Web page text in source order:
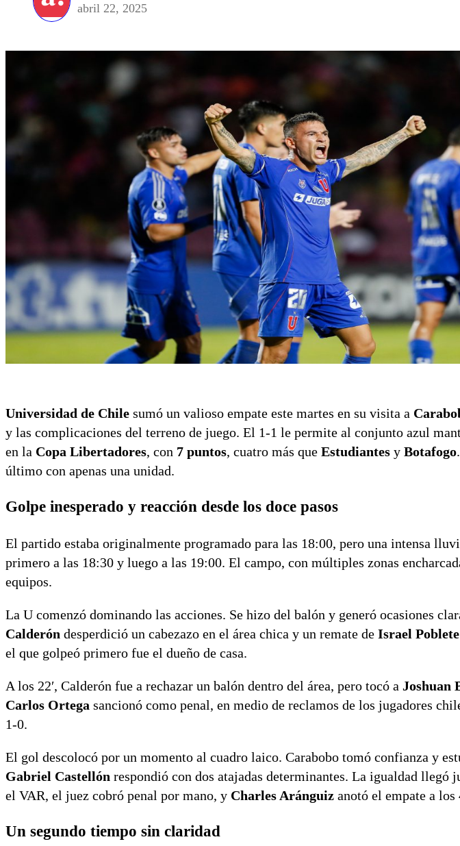
abril 22, 2025
Universidad de Chile sumó un valioso empate este martes en su visita a
y las complicaciones del terreno de juego. El 1-1 le permite al conjunto azul
en la Copa Libertadores, con 7 puntos, cuatro más que Estudiantes y Botafogo
último con apenas una unidad.
Golpe inesperado y reacción desde los doce pasos
El partido estaba originalmente programado para las 18:00, pero una intensa
primero a las 18:30 y luego a las 19:00. El campo, con múltiples zonas
equipos.
La U comenzó dominando las acciones. Se hizo del balón y generó ocasiones
Calderón desperdició un cabezazo en el área chica y un remate de Israel Poblete
el que golpeó primero fue el dueño de casa.
A los 22′, Calderón fue a rechazar un balón dentro del área, pero tocó a Joshuan
Carlos Ortega sancionó como penal, en medio de reclamos de los jugadores
1-0.
El gol descolocó por un momento al cuadro laico. Carabobo tomó confianza y
Gabriel Castellón respondió con dos atajadas determinantes. La igualdad llegó
el VAR, el juez cobró penal por mano, y Charles Aránguiz anotó el empate a los
Un segundo tiempo sin claridad